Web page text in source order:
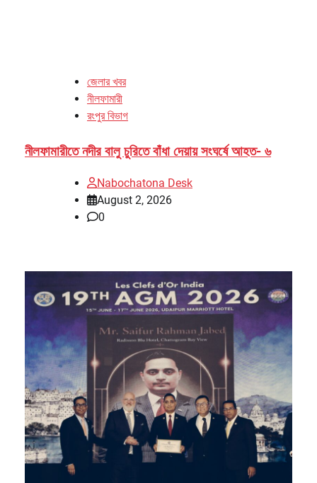
জেলার খবর
নীলফামারী
রংপুর বিভাগ
নীলফামারীতে নদীর বালু চুরিতে বাঁধা দেয়ায় সংঘর্ষে আহত- ৬
Nabochatona Desk
August 2, 2026
0